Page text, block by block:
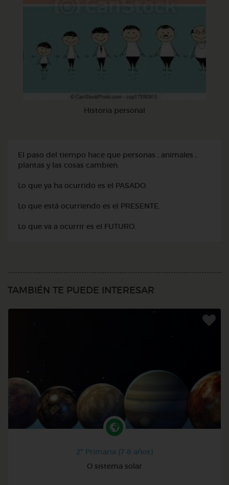
Historia personal
El paso del tiempo hace que personas , animales ,
plantas y las cosas cambien.
Lo que ya ha ocurrido es el PASADO.
Lo que está ocurriendo es el PRESENTE.
Lo que va a ocurrir es el FUTURO.
TAMBIÉN TE PUEDE INTERESAR
2º Primaria (7-8 años)
O sistema solar